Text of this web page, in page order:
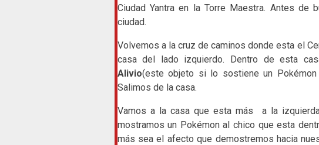
Ciudad Yantra en la Torre Maestra. Antes de
ciudad.
Volvemos a la cruz de caminos donde esta el
casa del lado izquierdo. Dentro de esta
Alivio(este objeto si lo sostiene un
Salimos de la casa.
Vamos a la casa que esta más a la
mostramos un Pokémon al chico que esta
más sea el afecto que demostremos hacia